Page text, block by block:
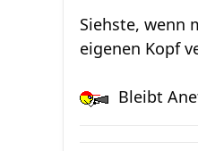
Siehste, wenn
eigenen Kopf
Bleibt